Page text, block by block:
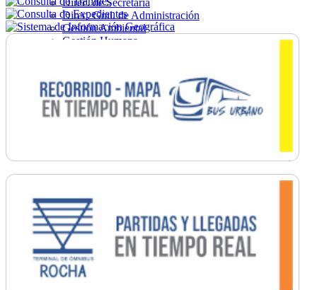
Direc. de Secretaría
Direc. Gral. de Administración
Gestión Ambiental
Gestión Humana
Ordenamiento
Promoción Social
Salud
Secretaría General